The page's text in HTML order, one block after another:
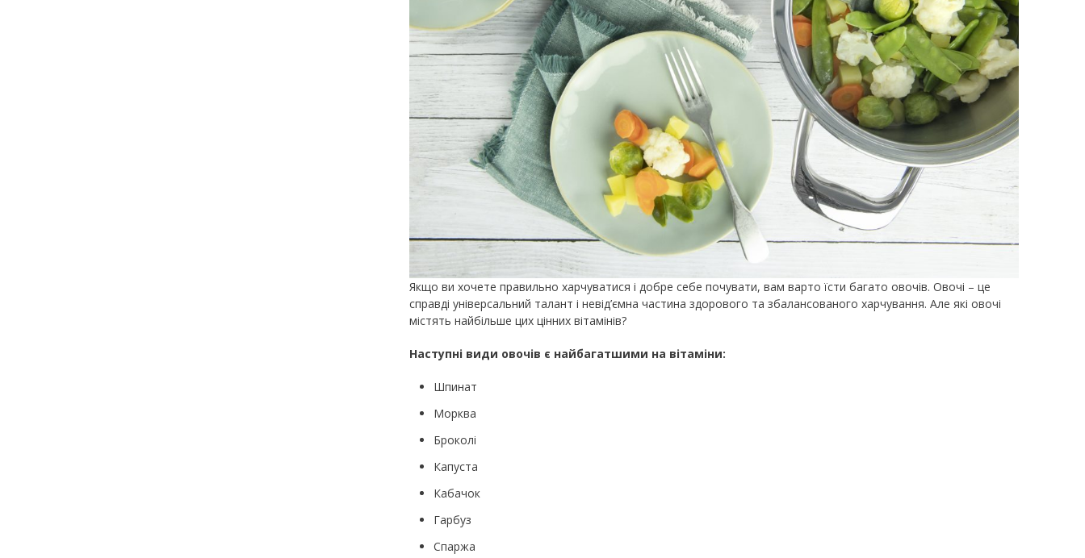
Якщо ви хочете правильно харчуватися і добре себе почувати, вам варто їсти багато овочів. Овочі – це
справді універсальний талант і невід’ємна частина здорового та збалансованого харчування. Але які овочі
містять найбільше цих цінних вітамінів?
Наступні види овочів є найбагатшими на вітаміни:
Шпинат
Морква
Броколі
Капуста
Кабачок
Гарбуз
Спаржа